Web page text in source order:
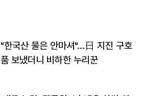
"한국산 물은 안마셔"…日 지진 구호
품 보냈더니 비하한 누리꾼